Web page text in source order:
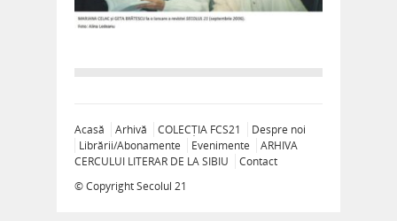
Acasă Arhivă COLECȚIA FCS21
Despre noi
Librării/Abonamente
Evenimente
ARHIVA
CERCULUI LITERAR DE LA SIBIU
Contact
© CopyrightSecolul 21